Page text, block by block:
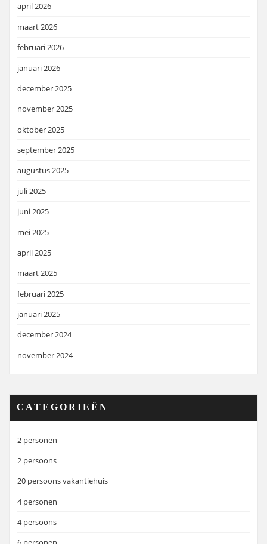
april 2026
maart 2026
februari 2026
januari 2026
december 2025
november 2025
oktober 2025
september 2025
augustus 2025
juli 2025
juni 2025
mei 2025
april 2025
maart 2025
februari 2025
januari 2025
december 2024
november 2024
CATEGORIEËN
2 personen
2 persoons
20 persoons vakantiehuis
4 personen
4 persoons